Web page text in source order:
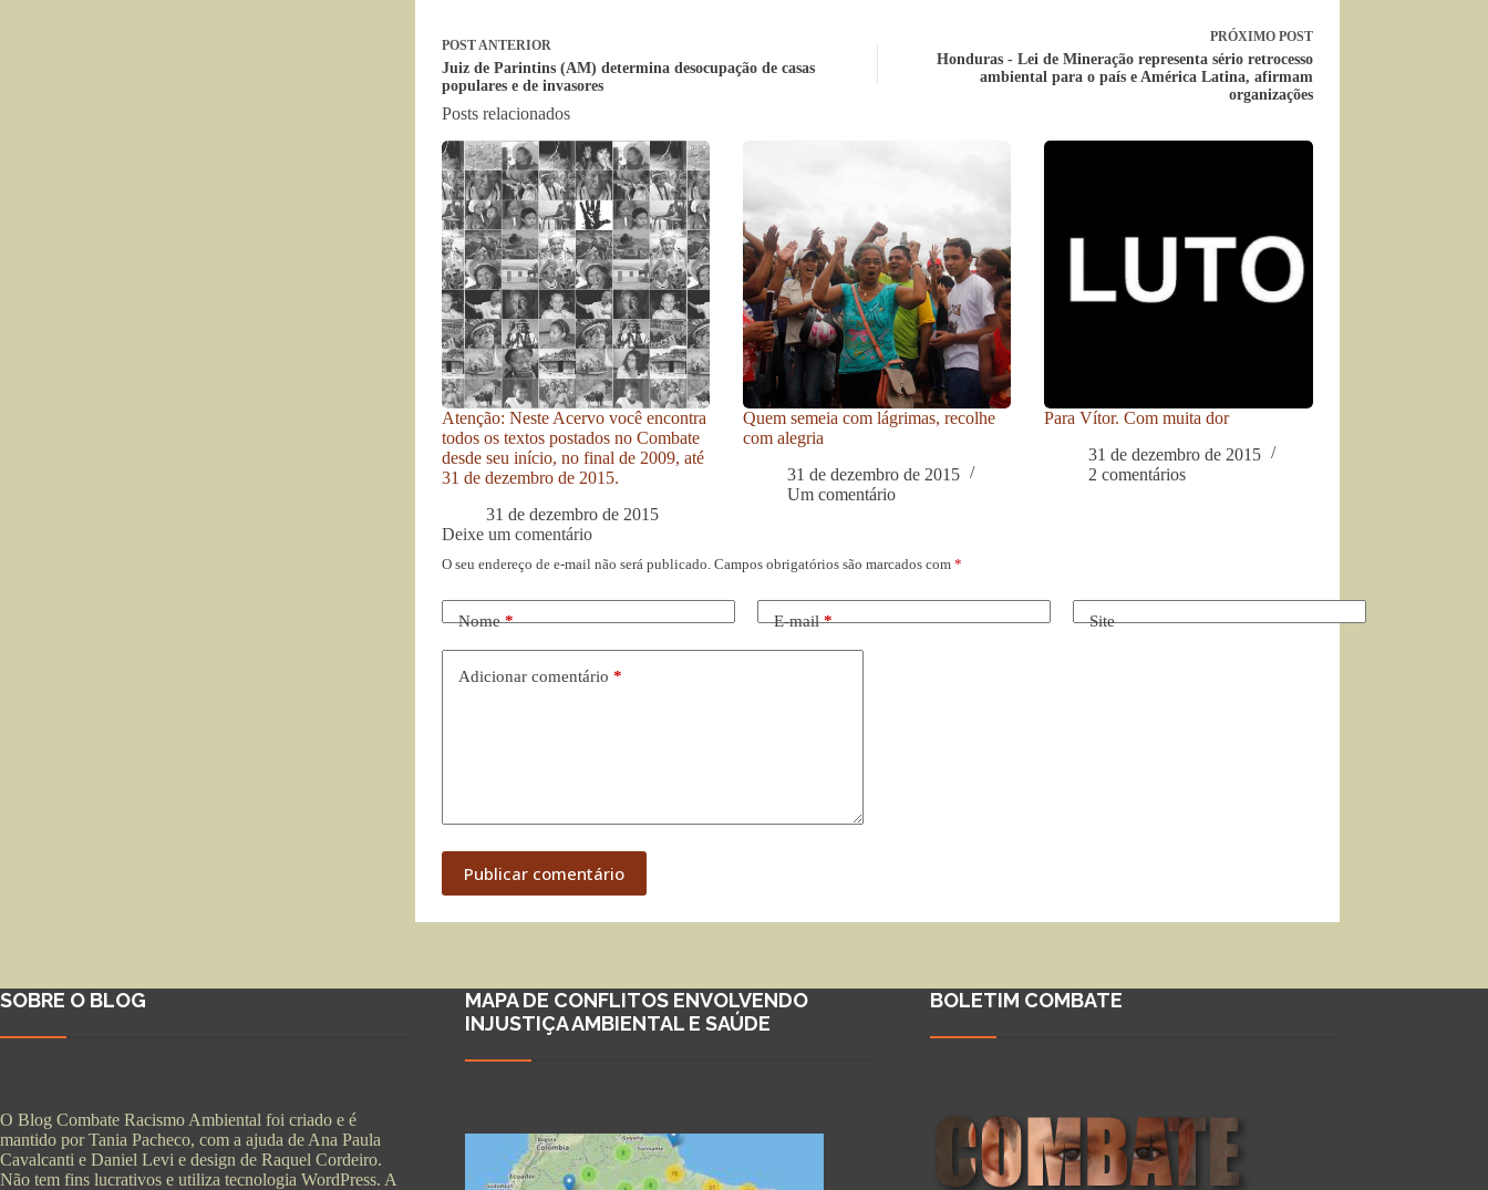
POSTANTERIOR
Juiz de Parintins (AM) determina desocupação de casas
populares e de invasores
PRÓXIMO POST
Honduras - Lei de Mineração representa sério retrocesso
ambiental para o país e América Latina, afirmam
organizações
Posts relacionados
Atenção: Neste Acervo você encontra
todos os textos postados no Combate
desde seu início, no final de 2009, até
31 de dezembro de 2015.
31 de dezembro de 2015
Quem semeia com lágrimas, recolhe
com alegria
31 de dezembro de 2015
Um comentário
Para Vítor. Com muita dor
31 de dezembro de 2015
2 comentários
Deixe um comentário
O seu endereço de e-mail não será publicado. Campos obrigatórios são marcados com *
Nome* E-mail* Site
Adicionar comentário *
Publicar comentário
SOBRE O BLOG
O Blog Combate Racismo Ambiental foi criado e é
mantido por Tania Pacheco, com a ajuda de Ana Paula
Cavalcanti e Daniel Levi e design de Raquel Cordeiro.
Não tem fins lucrativos e utiliza tecnologia WordPress. A
MAPA DE CONFLITOS ENVOLVENDO
INJUSTIÇA AMBIENTAL E SAÚDE
BOLETIM COMBATE